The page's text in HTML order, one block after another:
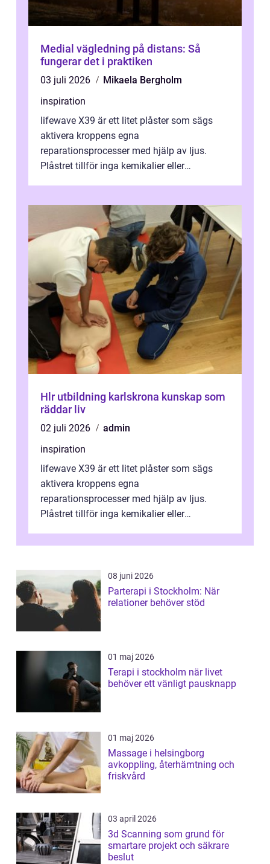
Medial vägledning på distans: Så
fungerar det i praktiken
03 juli 2026
Mikaela Bergholm
inspiration
lifewave X39 är ett litet plåster som sägs
aktivera kroppens egna
reparationsprocesser med hjälp av ljus.
Plåstret tillför inga kemikalier eller
Hlr utbildning karlskrona kunskap som
räddar liv
02 juli 2026
admin
inspiration
lifewave X39 är ett litet plåster som sägs
aktivera kroppens egna
reparationsprocesser med hjälp av ljus.
Plåstret tillför inga kemikalier eller
ljusbaserad stimula...
08 juni 2026
Parterapi i Stockholm: När
relationer behöver stöd
01 maj 2026
Terapi i stockholm när livet
behöver ett vänligt pausknapp
01 maj 2026
Massage i helsingborg
avkoppling, återhämtning och
friskvård
03 april 2026
3d Scanning som grund för
smartare projekt och säkrare
beslut